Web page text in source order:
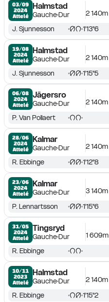
03/09
2024
Attelé
Halmstad
GaucheDur
2 140m
J. Sjunnesson 1'13''6
19/08
2024
Attelé
Halmstad
GaucheDur
2 140m
J. Sjunnesson 1'15''5
06/08
2024
Attelé
Jägersro
GaucheDur
2 140m
P. Van Pollaert
28/06
2024
Attelé
Kalmar
GaucheDur
2 140m
R. Ebbinge 1'12''8
23/06
2024
Attelé
Kalmar
GaucheDur
3 140m
P. Lennartsson 1'15''6
31/05
2024
Attelé
Tingsryd
GaucheDur
1 609m
R. Ebbinge
10/11
2023
Attelé
Halmstad
GaucheDur
2 140m
R. Ebbinge 1'15''2